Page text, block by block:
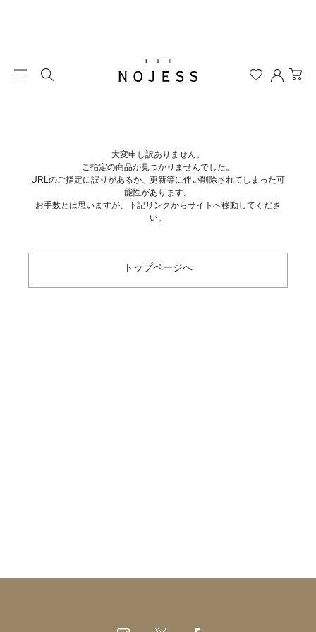
大変申し訳ありません。
ご指定の商品が見つかりませんでした。
URLのご指定に誤りがあるか、更新等に伴い削除されてしまった可
能性があります。
お手数とは思いますが、下記リンクからサイトへ移動してくださ
い。
トップページへ